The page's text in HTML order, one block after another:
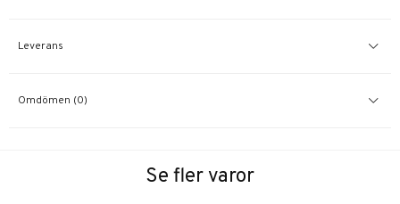
Leverans
Omdömen (0)
Se fler varor